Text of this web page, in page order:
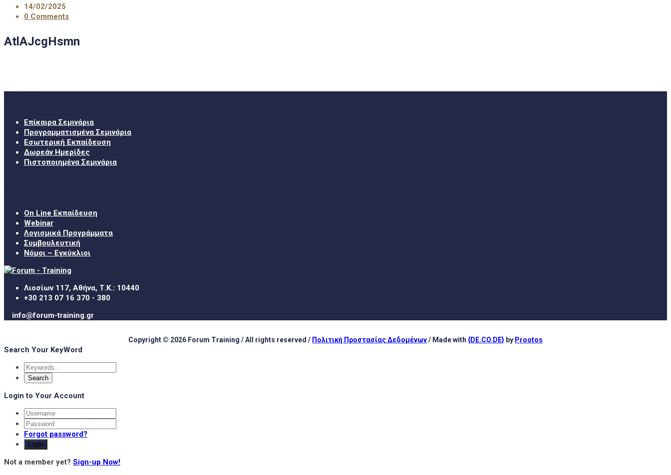
14/02/2025
0 Comments
AtlAJcgHsmn
Επίκαιρα Σεμινάρια
Προγραμματισμένα Σεμινάρια
Εσωτερική Εκπαίδευση
Δωρεάν Ημερίδες
Πιστοποιημένα Σεμινάρια
On Line Εκπαίδευση
Webinar
Λογισμικά Προγράμματα
Συμβουλευτική
Νόμοι – Εγκύκλιοι
Λιοσίων 117, Αθήνα, Τ.Κ.: 10440
+30 213 07 16 370 - 380
info@forum-training.gr
Copyright © 2026 Forum Training / All rights reserved / Πολιτική Προστασίας Δεδομένων/ Made with {DE.CO.DE} by Prootos
Search Your KeyWord
Login to Your Account
Forgot password?
Login
Not a member yet? Sign-up Now!